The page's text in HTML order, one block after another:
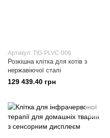
Артикул: TIG-PLVC-006
Розкішна клітка для котів з
нержавіючої сталі
129 439.40 грн